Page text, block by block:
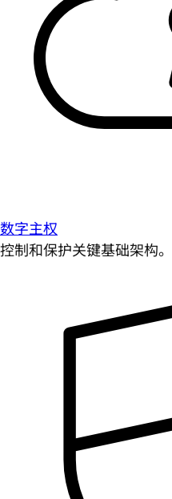
数字主权
控制和保护关键基础架构。